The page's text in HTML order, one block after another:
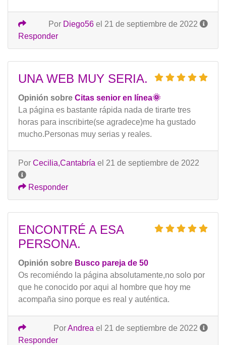
Por Diego56 el 21 de septiembre de 2022
Responder
UNA WEB MUY SERIA.
Opinión sobre Citas senior en línea🌞
La página es bastante rápida nada de tirarte tres
horas para inscribirte(se agradece)me ha gustado
mucho.Personas muy serias y reales.
Por Cecilia,Cantabría el 21 de septiembre de 2022
Responder
ENCONTRÉ A ESA
PERSONA.
Opinión sobre Busco pareja de 50
Os recomiéndo la página absolutamente,no solo por
que he conocido por aqui al hombre que hoy me
acompaña sino porque es real y auténtica.
PorAndrea el 21 de septiembre de 2022
Responder